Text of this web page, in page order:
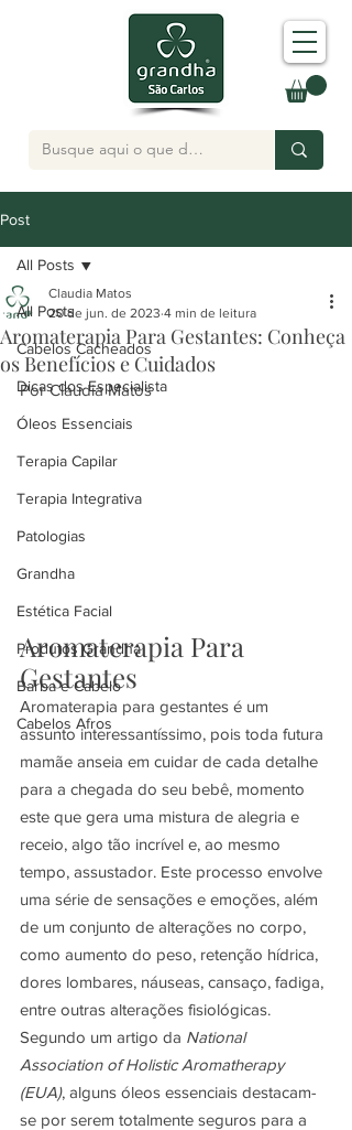
Post
All Posts
Cabelos Cacheados
Dicas dos Especialista
Óleos Essenciais
Terapia Capilar
Terapia Integrativa
Patologias
Grandha
Estética Facial
Produtos Grandha
Barba e Cabelo
Cabelos Afros
All Posts
Aromaterapia Para Gestantes: Conheça
os Benefícios e Cuidados
Claudia Matos
20 de jun. de 2023 4 min de leitura
Por Claudia Matos
Aromaterapia Para
Gestantes
Aromaterapia para gestantes é um
assunto interessantíssimo, pois toda futura
mamãe anseia em cuidar de cada detalhe
para a chegada do seu bebê, momento
este que gera uma mistura de alegria e
receio, algo tão incrível e, ao mesmo
tempo, assustador. Este processo envolve
uma série de sensações e emoções, além
de um conjunto de alterações no corpo,
como aumento do peso, retenção hídrica,
dores lombares, náuseas, cansaço, fadiga,
entre outras alterações fisiológicas.
Segundo um artigo da National
Association of Holistic Aromatherapy
(EUA), alguns óleos essenciais destacam-
se por serem totalmente seguros para a